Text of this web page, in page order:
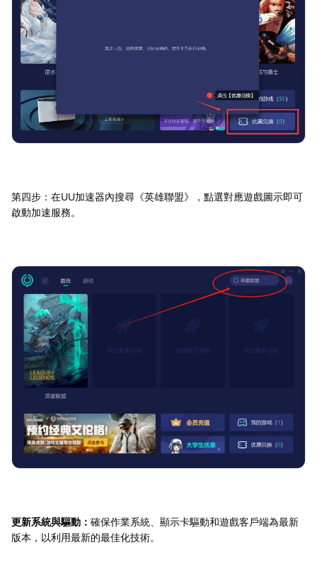
第四步：在UU加速器內搜尋《英雄聯盟》，點選對應遊戲圖示即可
啟動加速服務。
更新系統與驅動： 確保作業系統、顯示卡驅動和遊戲客戶端為最新
版本，以利用最新的最佳化技術。